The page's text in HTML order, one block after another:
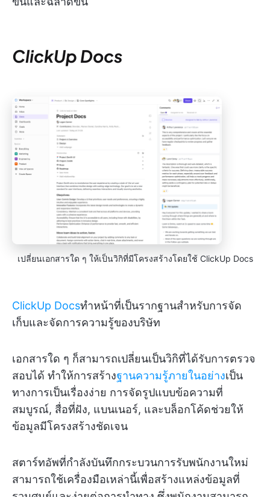
ClickUp Docs
เปลี่ยนเอกสารใด ๆ ให้เป็นวิกิที่มีโครงสร้างโดยใช้ ClickUp Docs
ClickUp Docsทำหน้าที่เป็นรากฐานสำหรับการจัด
เก็บและจัดการความรู้ของบริษัท
เอกสารใด ๆ ก็สามารถเปลี่ยนเป็นวิกิที่ได้รับการตรวจ
สอบได้ ทำให้การสร้างฐานความรู้ภายในอย่างเป็น
ทางการเป็นเรื่องง่าย การจัดรูปแบบข้อความที่
สมบูรณ์, สื่อที่ฝัง, แบนเนอร์, และบล็อกโค้ดช่วยให้
ข้อมูลมีโครงสร้างชัดเจน
สตาร์ทอัพที่กำลังบันทึกกระบวนการรับพนักงานใหม่
สามารถใช้เครื่องมือเหล่านี้เพื่อสร้างแหล่งข้อมูลที่